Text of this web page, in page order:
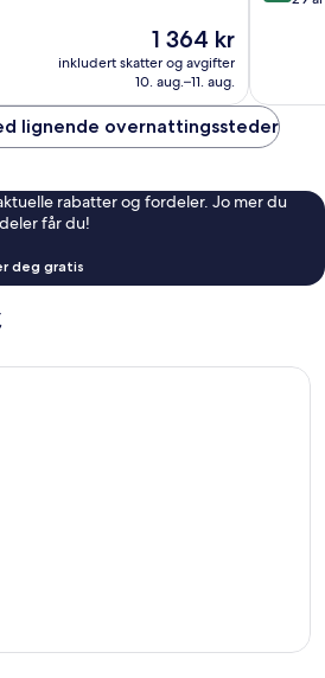
Prisen
er
1 364 kr
1 364 kr
inkludert skatter og avgifter
10. aug.–11. aug.
lignende overnattingssteder
rabatter og fordeler. Jo mer du
får du!
deg gratis